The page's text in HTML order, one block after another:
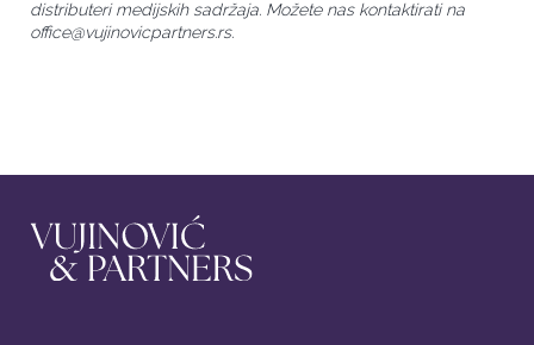
distributeri medijskih sadržaja. Možete nas kontaktirati na
office@vujinovicpartners.rs.